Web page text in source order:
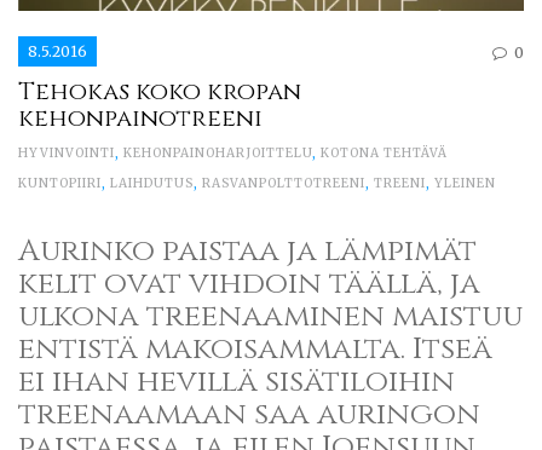
8.5.2016 0
Tehokas koko kropan
kehonpainotreeni
HYVINVOINTI, KEHONPAINOHARJOITTELU, KOTONA TEHTÄVÄ
KUNTOPIIRI, LAIHDUTUS, RASVANPOLTTOTREENI, TREENI, YLEINEN
Aurinko paistaa ja lämpimät
kelit ovat vihdoin täällä, ja
ulkona treenaaminen maistuu
entistä makoisammalta. Itseä
ei ihan hevillä sisätiloihin
treenaamaan saa auringon